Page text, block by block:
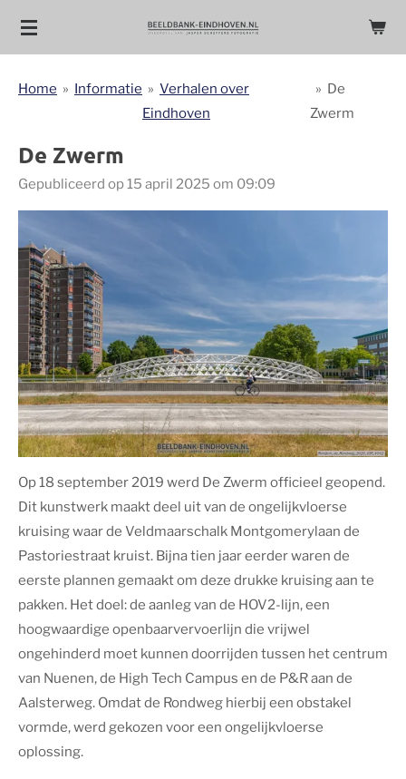
Ga
deHome » Informatie » Verhalen over
Eindhoven
» De
Zwerm
De Zwerm
Gepubliceerd op 15 april 2025 om 09:09
Op 18 september 2019 werd De Zwerm officieel geopend.
Dit kunstwerk maakt deel uit van de ongelijkvloerse
kruising waar de Veldmaarschalk Montgomerylaan de
Pastoriestraat kruist. Bijna tien jaar eerder waren de
eerste plannen gemaakt om deze drukke kruising aan te
pakken. Het doel: de aanleg van de HOV2-lijn, een
hoogwaardige openbaarvervoerlijn die vrijwel
ongehinderd moet kunnen doorrijden tussen het centrum
van Nuenen, de High Tech Campus en de P&R aan de
Aalsterweg. Omdat de Rondweg hierbij een obstakel
vormde, werd gekozen voor een ongelijkvloerse
oplossing.